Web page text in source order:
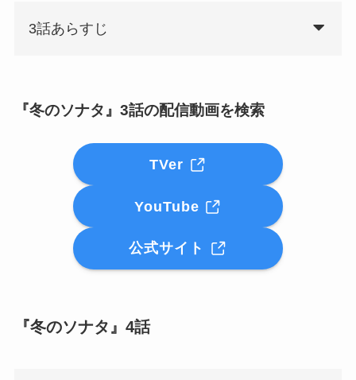
3話あらすじ
『冬のソナタ』3話の配信動画を検索
TVer
YouTube
公式サイト
『冬のソナタ』4話